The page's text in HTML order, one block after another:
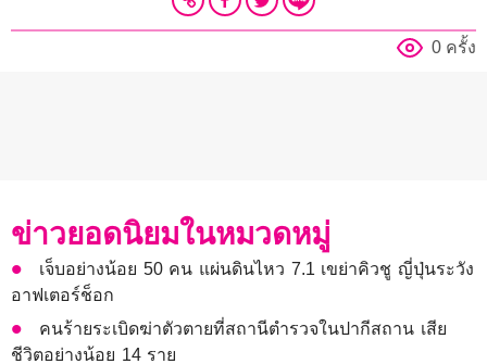
0 ครั้ง
ข่าวยอดนิยมในหมวดหมู่
เจ็บอย่างน้อย 50 คน แผ่นดินไหว 7.1 เขย่าคิวชู ญี่ปุ่นระวัง
อาฟเตอร์ช็อก
คนร้ายระเบิดฆ่าตัวตายที่สถานีตำรวจในปากีสถาน เสีย
ชีวิตอย่างน้อย 14 ราย